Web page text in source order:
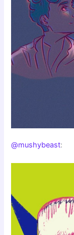
@mushybeast: